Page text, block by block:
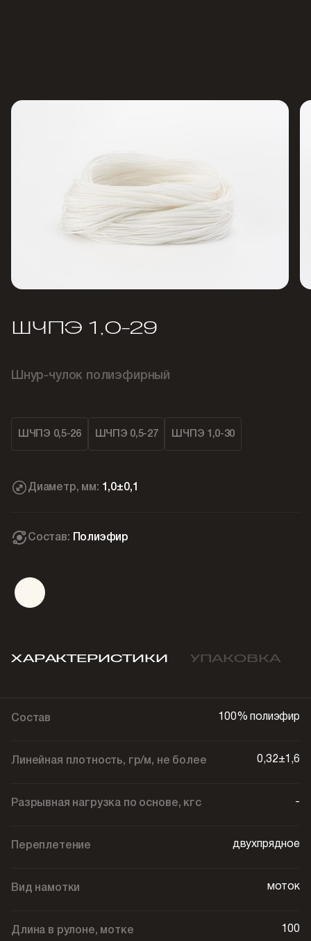
ШЧПЭ 1,0-29
Шнур-чулок полиэфирный
ШЧПЭ 0,5-26 ШЧПЭ 0,5-27 ШЧПЭ 1,0-30
Диаметр, мм: 1,0±0,1
Состав: Полиэфир
ХАРАКТЕРИСТИКИ УПАКОВКА
Состав 100% полиэфир
Линейная плотность, гр/м, не более 0,32±1,6
Разрывная нагрузка по основе, кгс -
Переплетение двухпрядное
Вид намотки моток
Длина в рулоне, мотке 100